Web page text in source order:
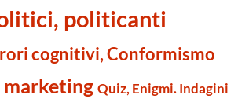
politicanti
cognitivi, Conformismo
marketing Quiz, Enigmi. Indagini